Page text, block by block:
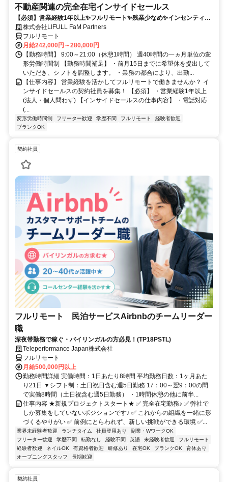
不動産関連の完全在宅インサイドセールス
【必須】営業経験1年以上✨フルリモート✨残業少なめ✨インセンティブ
有 株式会社LIFULL FaM Partners
フルリモート
月給242,000円～280,000円
【勤務時間】 9:00～21:00（休憩1時間） 週40時間の一ヵ月単位の変
形労働時間制 【勤務時間補足】 ・前月15日までに希望休を提出して
いただき、シフトを調整します。 ・業務の都合により、出勤...
【仕事内容】 営業経験を活かしてフルリモートで働きませんか？ イ
ンサイドセールスの契約社員を募集！ 【必須】 ・営業経験1年以上
(法人・個人問わず) 【インサイドセールスの仕事内容】 ・電話対応
(...
変形労働時間制 フリーター歓迎 学歴不問 フルリモート
経験者歓迎
ブランクOK
契約社員
フルリモート 民泊サービスAirbnbのチームリーダー
職
深夜帯勤務で稼ぐ・バイリンガルの方必見！(TP18PSTL)
Teleperformance Japan株式会社
フルリモート
月給500,000円以上
勤務時間詳細 実働時間：1日あたり8時間 平均勤務日数：1ヶ月あた
り21日 ▼シフト制：土日祝日含む週5日勤務 17：00～翌9：00の間
で実働8時間（土日祝含む週5日勤務） ・1時間休憩の他に前半...
仕事内容 ★新規プロジェクトスタート★ ✅ 完全在宅勤務♪ ✅ 弊社で
しか募集をしていないポジションです♪ ✅ これからの組織を一緒に形
づくるやりがい ✅ 前例にとらわれず、新しい挑戦ができる環境 ✅...
業界未経験者歓迎 ランチタイム 社員登用あり
副業・WワークOK
フリーター歓迎
学歴不問 転勤なし 経験不問 英語 未経験者歓迎
フルリモート
経験者歓迎
ネイルOK 有資格者歓迎 研修あり 在宅OK ブランクOK
育休あり
オープニングスタッフ
長期歓迎
契約社員